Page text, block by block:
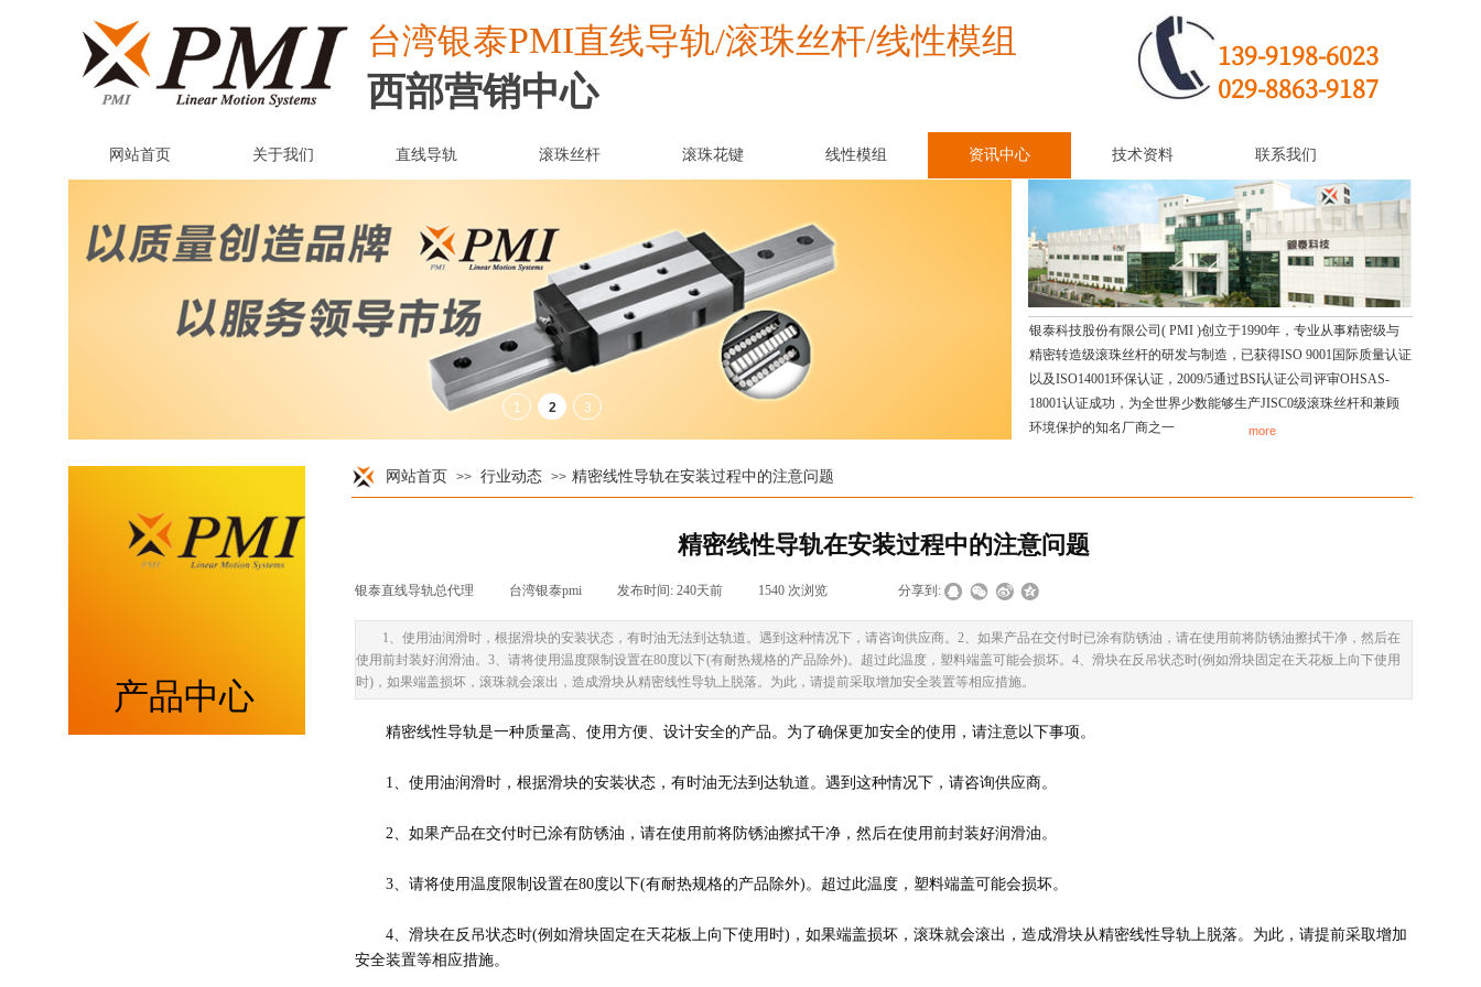
台湾银泰PMI直线导轨/滚珠丝杆/线性模组
西部营销中心
139-9198-6023
029-8863-9187
网站首页 关于我们 直线导轨 滚珠丝杆 滚珠花键 线性模组 资讯中心 技术资料 联系我们
银泰科技股份有限公司( PMI )创立于1990年，专业从事精密级与
精密转造级滚珠丝杆的研发与制造，已获得ISO 9001国际质量认证
以及ISO14001环保认证，2009/5通过BSI认证公司评审OHSAS-
18001认证成功，为全世界少数能够生产JISC0级滚珠丝杆和兼顾
环境保护的知名厂商之一
more
网站首页 >> 行业动态 >> ​精密线性导轨在安装过程中的注意问题
​精密线性导轨在安装过程中的注意问题
银泰直线导轨总代理 台湾银泰pmi 发布时间: 240天前 1540 次浏览 分享到:
1、使用油润滑时，根据滑块的安装状态，有时油无法到达轨道。遇到这种情况下，请咨询供应商。2、如果产品在交付时已涂有防锈油，请在使用前将防锈油擦拭干净，然后在
使用前封装好润滑油。3、请将使用温度限制设置在80度以下(有耐热规格的产品除外)。超过此温度，塑料端盖可能会损坏。4、滑块在反吊状态时(例如滑块固定在天花板上向下使用
时)，如果端盖损坏，滚珠就会滚出，造成滑块从精密线性导轨上脱落。为此，请提前采取增加安全装置等相应措施。
精密线性导轨是一种质量高、使用方便、设计安全的产品。为了确保更加安全的使用，请注意以下事项。
1、使用油润滑时，根据滑块的安装状态，有时油无法到达轨道。遇到这种情况下，请咨询供应商。
2、如果产品在交付时已涂有防锈油，请在使用前将防锈油擦拭干净，然后在使用前封装好润滑油。
3、请将使用温度限制设置在80度以下(有耐热规格的产品除外)。超过此温度，塑料端盖可能会损坏。
4、滑块在反吊状态时(例如滑块固定在天花板上向下使用时)，如果端盖损坏，滚珠就会滚出，造成滑块从精密线性导轨上脱落。为此，请提前采取增加
安全装置等相应措施。
产品中心